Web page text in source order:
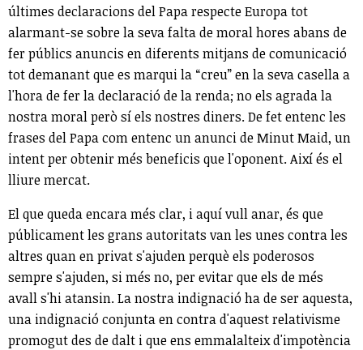
últimes declaracions del Papa respecte Europa tot
alarmant-se sobre la seva falta de moral hores abans de
fer públics anuncis en diferents mitjans de comunicació
tot demanant que es marqui la “creu” en la seva casella a
l'hora de fer la declaració de la renda; no els agrada la
nostra moral però sí els nostres diners. De fet entenc les
frases del Papa com entenc un anunci de Minut Maid, un
intent per obtenir més beneficis que l'oponent. Així és el
lliure mercat.
El que queda encara més clar, i aquí vull anar, és que
públicament les grans autoritats van les unes contra les
altres quan en privat s'ajuden perquè els poderosos
sempre s'ajuden, si més no, per evitar que els de més
avall s'hi atansin. La nostra indignació ha de ser aquesta,
una indignació conjunta en contra d'aquest relativisme
promogut des de dalt i que ens emmalalteix d'impotència